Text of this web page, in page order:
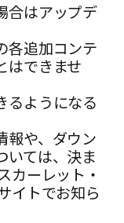
合はアップデ
各追加コンテ
はできませ
るようになる
報や、ダウン
いては、決ま
カーレット・
イトでお知ら